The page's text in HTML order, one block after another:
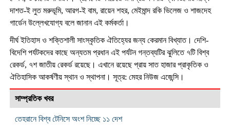
দাশত-ই লুত মরুভূমি, আরগ-ই বাম, রায়েন শহর, মেইমান্দ রকি ভিলেজ ও শাজদেহ
গার্ডেন উল্লেখযোগ্য বলে জানান এই কর্মকর্তা।
দীর্ঘ ইতিহাস ও শক্তিশালী সাংস্কৃতিক ঐতিহ্যের জন্য কেরমান বিখ্যাত। দেশি-
বিদেশি পর্যটকদের কাছে অন্যতম প্রধান এই পর্যটন গন্তব্যটির ঝুলিতে ৭টি বিশ্ব
রেকর্ড, ৭শ জাতীয় রেকর্ড রয়েছে। এখানে রয়েছে প্রায় সাত হাজার প্রাকৃতিক ও
ঐতিহাসিক আকর্ষণীয় স্থান ও স্থাপনা। সূত্র: মেহর নিউজ এজেন্সি।
সাম্প্রতিক খবর
তেহরানে বিশ্ব টেনিসে অংশ নিচ্ছে ১১ দেশ